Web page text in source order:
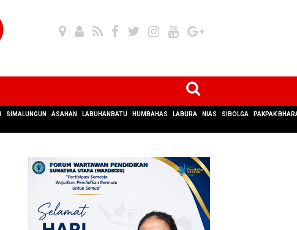
SIMALUNGUN ASAHAN LABUHANBATU HUMBAHAS LABURA NIAS SIBOLGA PAKPAK